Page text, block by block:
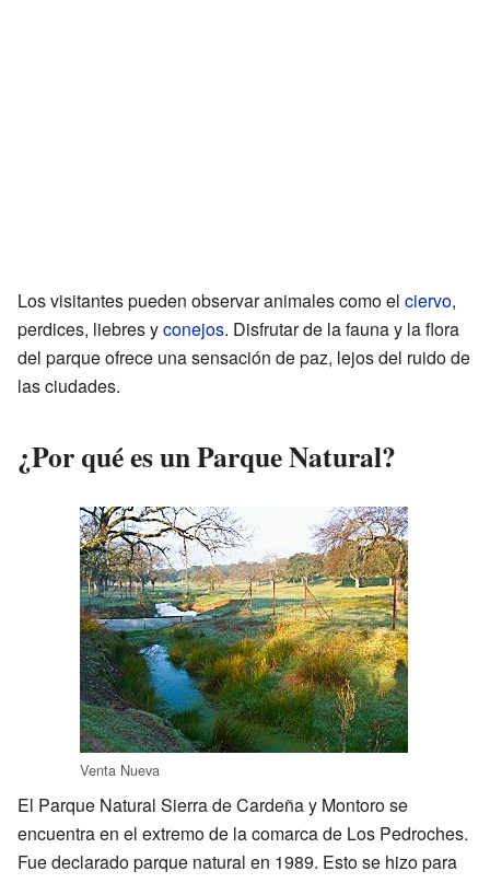
Los visitantes pueden observar animales como el ciervo,
perdices, liebres yconejos. Disfrutar de la fauna y la flora
del parque ofrece una sensación de paz, lejos del ruido de
las ciudades.
¿Por qué es un Parque Natural?
Venta Nueva
El Parque Natural Sierra de Cardeña y Montoro se
encuentra en el extremo de la comarca de Los Pedroches.
Fue declarado parque natural en 1989. Esto se hizo para